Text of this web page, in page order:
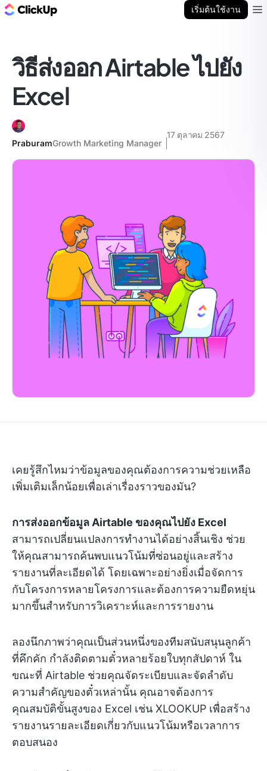
เริ่มต้นใช้งาน
วิธีส่งออก Airtable ไปยัง
Excel
PraburamGrowth Marketing Manager
17 ตุลาคม 2567
เคยรู้สึกไหมว่าข้อมูลของคุณต้องการความช่วยเหลือ
เพิ่มเติมเล็กน้อยเพื่อเล่าเรื่องราวของมัน?
การส่งออกข้อมูล Airtable ของคุณไปยัง Excel
สามารถเปลี่ยนแปลงการทำงานได้อย่างสิ้นเชิง ช่วย
ให้คุณสามารถค้นพบแนวโน้มที่ซ่อนอยู่และสร้าง
รายงานที่ละเอียดได้ โดยเฉพาะอย่างยิ่งเมื่อจัดการ
กับโครงการหลายโครงการและต้องการความยืดหยุ่น
มากขึ้นสำหรับการวิเคราะห์และการรายงาน
ลองนึกภาพว่าคุณเป็นส่วนหนึ่งของทีมสนับสนุนลูกค้า
ที่คึกคัก กำลังติดตามตั๋วหลายร้อยใบทุกสัปดาห์ ใน
ขณะที่ Airtable ช่วยคุณจัดระเบียบและจัดลำดับ
ความสำคัญของตั๋วเหล่านั้น คุณอาจต้องการ
คุณสมบัติขั้นสูงของ Excel เช่น XLOOKUP เพื่อสร้าง
รายงานรายละเอียดเกี่ยวกับแนวโน้มหรือเวลาการ
ตอบสนอง